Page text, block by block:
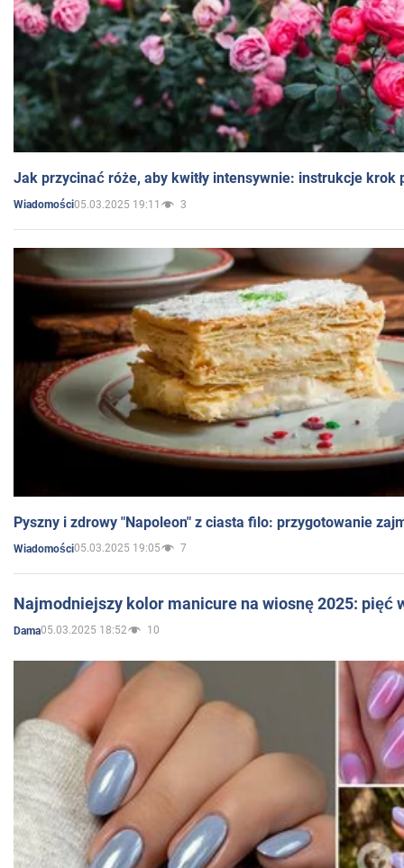
Jak przycinać róże, aby kwitły intensywnie: instrukcje krok
Wiadomości05.03.2025 19:11 3
Pyszny i zdrowy "Napoleon" z ciasta filo: przygotowanie
Wiadomości05.03.2025 19:05 7
Najmodniejszy kolor manicure na wiosnę 2025: pięć
Dama05.03.2025 18:52 10